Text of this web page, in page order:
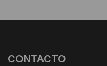
CONTACTO